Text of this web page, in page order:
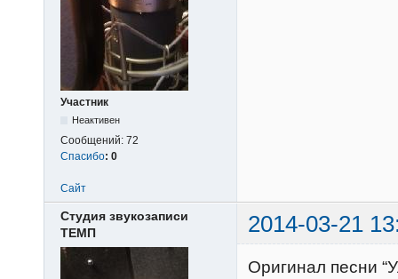
Участник
Неактивен
Сообщений: 72
Спасибо: 0
Сайт
Студия звукозаписи
ТЕМП
2014-03-21
Оригинал песни